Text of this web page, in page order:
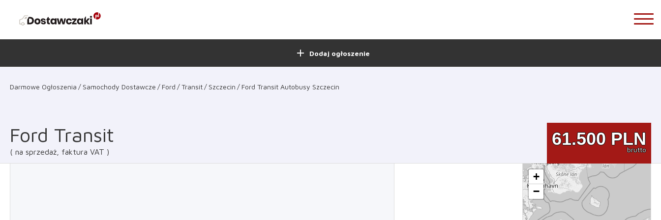
add Dodaj ogłoszenie
Darmowe Ogłoszenia Samochody Dostawcze Ford Transit Szczecin Ford Transit Autobusy Szczecin
Ford Transit
na sprzedaż, faktura VAT
61.500 PLN
brutto
+
−